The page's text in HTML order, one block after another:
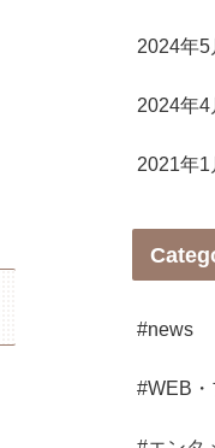
2024年5
2024年4
2021年1
#news
#WEB